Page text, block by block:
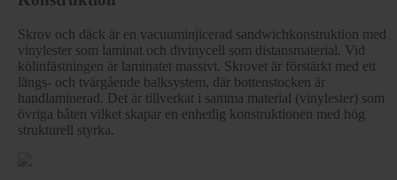
Skrov och däck är en vacuuminjicerad sandwichkonstruktion med
vinylester som laminat och divinycell som distansmaterial. Vid
kölinfästningen är laminatet massivt. Skrovet är förstärkt med ett
längs- och tvärgående balksystem, där bottenstocken är
handlaminerad. Det är tillverkat i samma material (vinylester) som
övriga båten vilket skapar en enhetlig konstruktionen med hög
strukturell styrka.